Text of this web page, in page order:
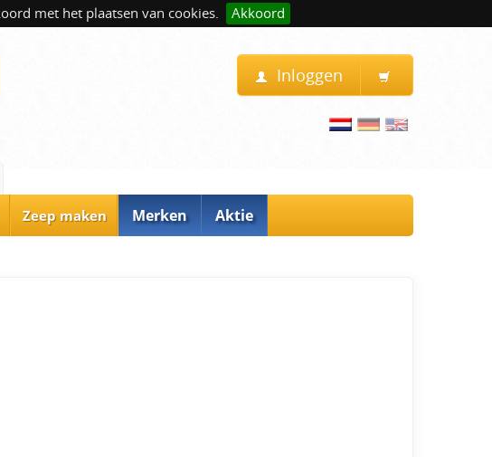
met het plaatsen van cookies. Akkoord
Inloggen
Zeep maken Merken Aktie